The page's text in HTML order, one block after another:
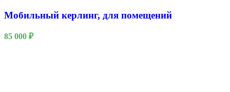
Мобильный керлинг, для помещений
85 000 ₽